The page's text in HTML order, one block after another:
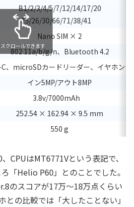
B1/2/3/4/5/7/12/14/17/20
25/26/30/66/71/38/41
Nano SIM × 2
802.11a/b/g/n、Bluetooth 4.2
、microSDカードリーダー、イヤホンジ
イン5MP/アウト8MP
3.8v/7000mAh
252.54 × 162.94 × 9.5 mm
550 g
スクロールできます
CPUはMT6771Vという表記で、
「Helio P60」とのことでした。
のスコアが17万～18万点くらい
との比較では「大したことない」